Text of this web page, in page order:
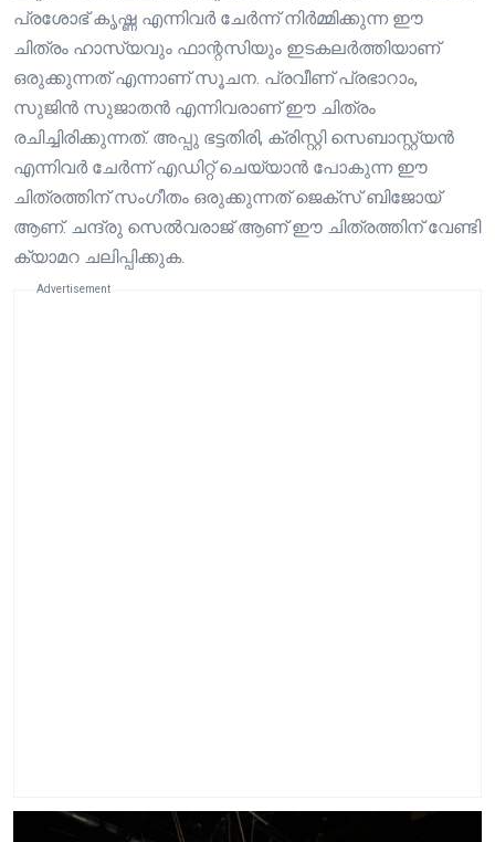
പ്രശോഭ് കൃഷ്ണ എന്നിവർ ചേർന്ന് നിർമ്മിക്കുന്ന ഈ
ചിത്രം ഹാസ്യവും ഫാന്റസിയും ഇടകലർത്തിയാണ്
ഒരുക്കുന്നത് എന്നാണ് സൂചന. പ്രവീണ് പ്രഭാറാം,
സുജിൻ സുജാതൻ എന്നിവരാണ് ഈ ചിത്രം
രചിച്ചിരിക്കുന്നത്. അപ്പു ഭട്ടതിരി, ക്രിസ്റ്റി സെബാസ്റ്റ്യൻ
എന്നിവർ ചേർന്ന് എഡിറ്റ് ചെയ്യാൻ പോകുന്ന ഈ
ചിത്രത്തിന് സംഗീതം ഒരുക്കുന്നത് ജെക്‌സ് ബിജോയ്
ആണ്. ചന്ദ്രു സെൽവരാജ് ആണ് ഈ ചിത്രത്തിന് വേണ്ടി
ക്യാമറ ചലിപ്പിക്കുക.
Advertisement